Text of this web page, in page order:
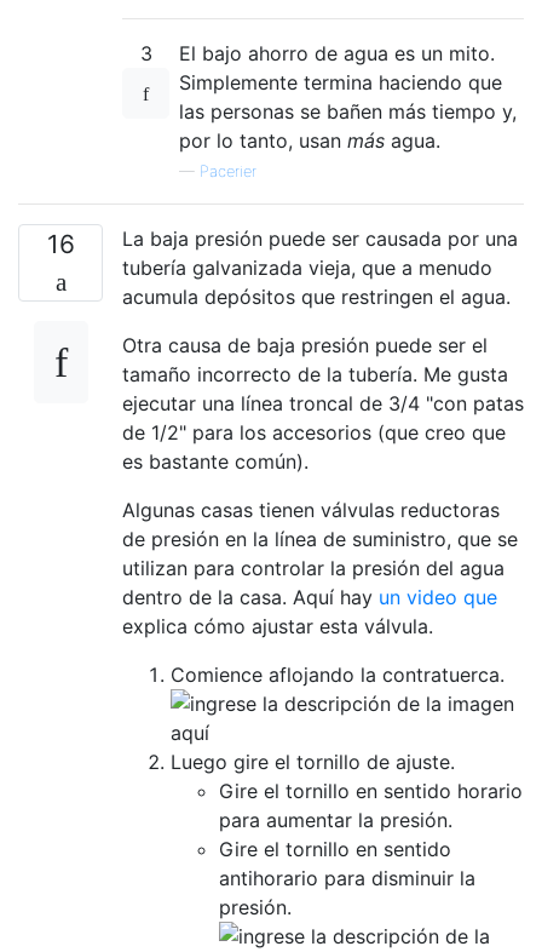
3
El bajo ahorro de agua es un mito.
Simplemente termina haciendo que
las personas se bañen más tiempo y,
por lo tanto, usan más agua.
— Pacerier
16
La baja presión puede ser causada por una
tubería galvanizada vieja, que a menudo
acumula depósitos que restringen el agua.
Otra causa de baja presión puede ser el
tamaño incorrecto de la tubería. Me gusta
ejecutar una línea troncal de 3/4 "con patas
de 1/2" para los accesorios (que creo que
es bastante común).
Algunas casas tienen válvulas reductoras
de presión en la línea de suministro, que se
utilizan para controlar la presión del agua
dentro de la casa. Aquí hay un video que
explica cómo ajustar esta válvula.
Comience aflojando la contratuerca.
Luego gire el tornillo de ajuste.
Gire el tornillo en sentido horario
para aumentar la presión.
Gire el tornillo en sentido
antihorario para disminuir la
presión.